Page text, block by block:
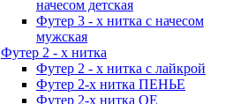
начесом детская
Футер 3 - х нитка с начесом
мужская
Футер 2 - х нитка
Футер 2 - х нитка с лайкрой
Футер 2-х нитка ПЕНЬЕ
Футер 2-х нитка ОЕ